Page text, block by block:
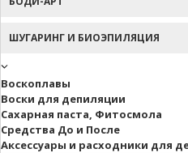
ШУГАРИНГ И БИОЭПИЛЯЦИЯ
Воскоплавы
Воски для депиляции
Сахарная паста, Фитосмола
Средства До и После
Аксессуары и расходники для